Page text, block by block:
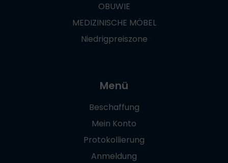
OBUWIE
MEDIZINISCHE MÖBEL
Niedrigpreiszone
Menü
Beschaffung
Mein Konto
Protokollierung
Anmeldung